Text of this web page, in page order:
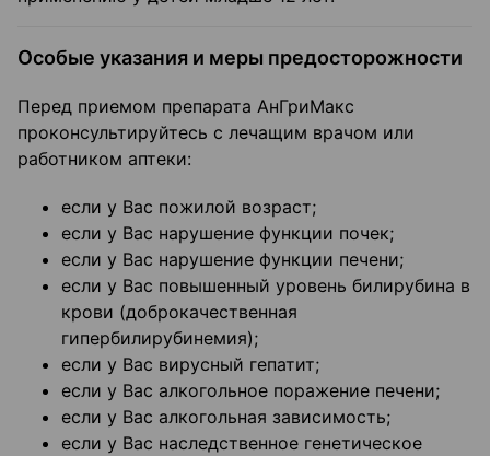
Особые указания и меры предосторожности
Перед приемом препарата АнГриМакс
проконсультируйтесь с лечащим врачом или
работником аптеки:
если у Вас пожилой возраст;
если у Вас нарушение функции почек;
если у Вас нарушение функции печени;
если у Вас повышенный уровень билирубина в
крови (доброкачественная
гипербилирубинемия);
если у Вас вирусный гепатит;
если у Вас алкогольное поражение печени;
если у Вас алкогольная зависимость;
если у Вас наследственное генетическое